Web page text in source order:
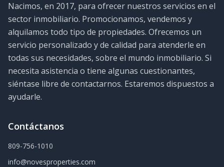
Nacimos, en 2017, para ofrecer nuestros servicios en el
sector inmobiliario. Promocionamos, vendemos y
alquilamos todo tipo de propiedades. Ofrecemos un
servicio personalizado y de calidad para atenderle en
todas sus necesidades, sobre el mundo inmobiliario. Si
necesita asistencia o tiene algunas cuestionantes,
siéntase libre de contactarnos. Estaremos dispuestos a
ayudarle.
Contáctanos
809-756-1010
info@novesproperties.com